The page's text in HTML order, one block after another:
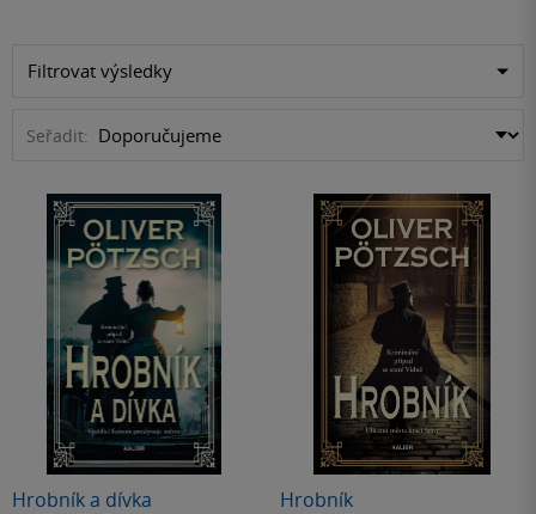
Filtrovat výsledky
Seřadit:
Hrobník a dívka Hrobník